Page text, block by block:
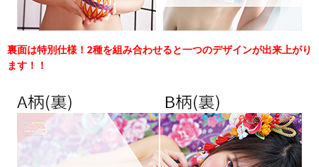
裏面は特別仕様！2種を組み合わせると一つのデザインが出来上がり
ます！！